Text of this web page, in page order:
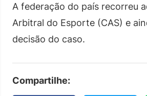
A federação do país recorreu
Arbitral do Esporte (CAS) e
decisão do caso.
Compartilhe: